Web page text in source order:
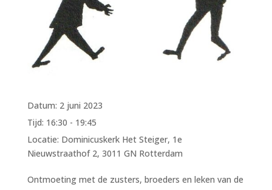
Datum: 2 juni 2023
Tijd: 16:30 - 19:45
Locatie: Dominicuskerk Het Steiger, 1e
Nieuwstraathof 2, 3011 GN Rotterdam
Ontmoeting met de zusters, broeders en leken van de